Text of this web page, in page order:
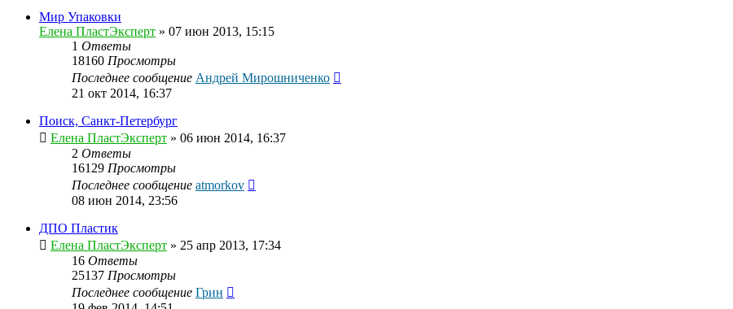
Мир Упаковки
Елена ПластЭксперт » 07 июн 2013, 15:15
1 Ответы
18160 Просмотры
Последнее сообщение Андрей Мирошниченко
21 окт 2014, 16:37
Поиск, Санкт-Петербург
Елена ПластЭксперт » 06 июн 2014, 16:37
2 Ответы
16129 Просмотры
Последнее сообщение atmorkov
08 июн 2014, 23:56
ДПО Пластик
Елена ПластЭксперт » 25 апр 2013, 17:34
16 Ответы
25137 Просмотры
Последнее сообщение Грин